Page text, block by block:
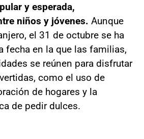
y esperada,
niños y jóvenes. Aunque
el 31 de octubre se ha
fecha en la que las familias,
se reúnen para disfrutar
como el uso de
de hogares y la
de pedir dulces.